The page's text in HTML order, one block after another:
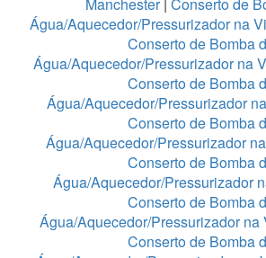
Manchester| Conserto de
Água/Aquecedor/Pressurizador na
Conserto de Bomba
Água/Aquecedor/Pressurizador na
Conserto de Bomba
Água/Aquecedor/Pressurizador
Conserto de Bomba
Água/Aquecedor/Pressurizador
Conserto de Bomba
Água/Aquecedor/Pressurizador
Conserto de Bomba
Água/Aquecedor/Pressurizador na
Conserto de Bomba